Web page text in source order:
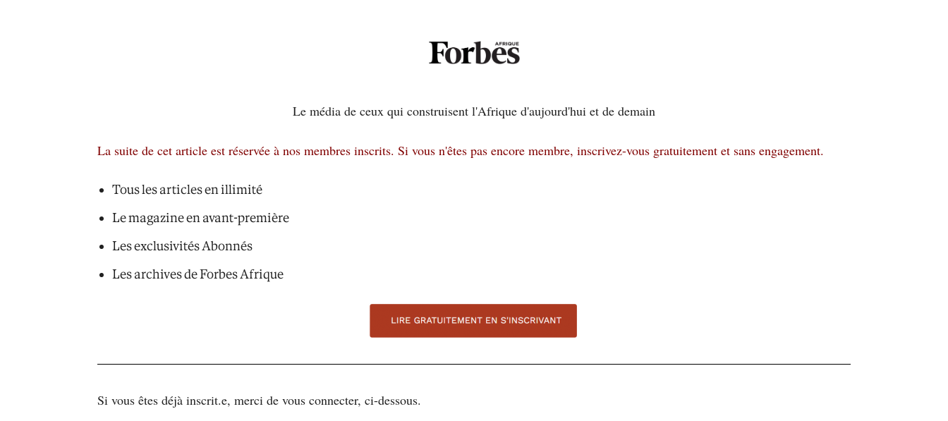
Le média de ceux qui construisent l'Afrique d'aujourd'hui et de demain
La suite de cet article est réservée à nos membres inscrits. Si vous n'êtes pas encore membre, inscrivez-vous gratuitement et sans engagement.
Tous les articles en illimité
Le magazine en avant-première
Les exclusivités Abonnés
Les archives de Forbes Afrique
Si vous êtes déjà inscrit.e, merci de vous connecter, ci-dessous.